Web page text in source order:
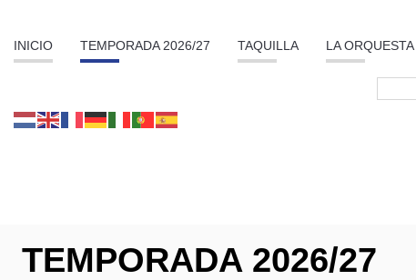
INICIO TEMPORADA 2026/27 TAQUILLA LA ORQUESTA
TEMPORADA 2026/27